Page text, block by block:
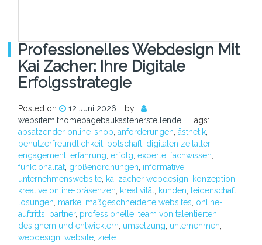
Professionelles Webdesign Mit
Kai Zacher: Ihre Digitale
Erfolgsstrategie
Posted on 12 Juni 2026
by :
websitemithomepagebaukastenerstellende
Tags:
absatzender online-shop anforderungen ästhetik
benutzerfreundlichkeit botschaft digitalen zeitalter,
engagement erfahrung erfolg experte fachwissen
funktionalität größenordnungen informative
unternehmenswebsite kai zacher webdesign konzeption
kreative online-präsenzen
kreativität kunden leidenschaft
lösungen marke maßgeschneiderte websites online-
auftritts partner, professionelle team von talentierten
designern und entwicklern umsetzung unternehmen
webdesign website ziele